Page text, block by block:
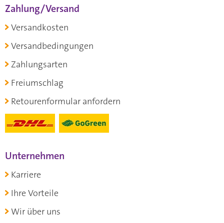
Zahlung/Versand
Versandkosten
Versandbedingungen
Zahlungsarten
Freiumschlag
Retourenformular anfordern
Unternehmen
Karriere
Ihre Vorteile
Wir über uns